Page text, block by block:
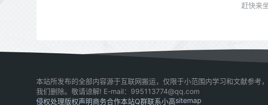
赶快来
本站所发布的全部内容源于互联网搬运，仅限于小范围内学习和文献参考
我们删除。敬请谅解! E-mail：995113774@qq.com
侵权处理版权声明商务合作本站Q群联系小高sitemap